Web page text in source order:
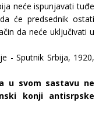
neće ispunjavati tuđe
će predsednik ostati
da neće uključivati u
u svom sastavu ne
konji antisrpske